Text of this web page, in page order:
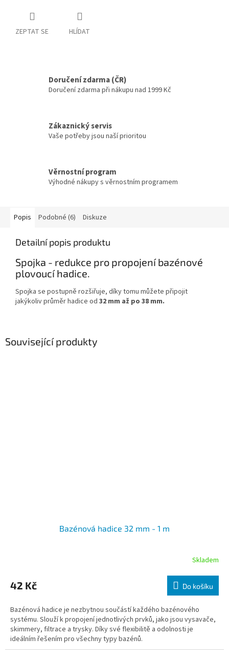
ZEPTAT SE HLÍDAT
Doručení zdarma (ČR)
Doručení zdarma při nákupu nad 1999 Kč
Zákaznický servis
Vaše potřeby jsou naší prioritou
Věrnostní program
Výhodné nákupy s věrnostním programem
Popis Podobné (6) Diskuze
Detailní popis produktu
Spojka - redukce pro propojení bazénové
plovoucí hadice.
Spojka se postupně rozšiřuje, díky tomu můžete připojit
jakýkoliv průměr hadice od 32 mm až po 38 mm.
Související produkty
Bazénová hadice 32 mm - 1 m
Skladem
42 Kč Do košíku
Bazénová hadice je nezbytnou součástí každého bazénového
systému. Slouží k propojení jednotlivých prvků, jako jsou vysavače,
skimmery, filtrace a trysky. Díky své flexibilitě a odolnosti je
ideálním řešením pro všechny typy bazénů.